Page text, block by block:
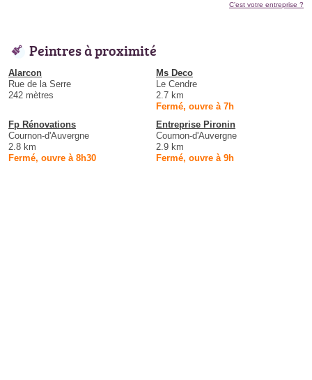
C'est votre entreprise ?
Peintres à proximité
Alarcon
Rue de la Serre
242 mètres
Ms Deco
Le Cendre
2.7 km
Fermé, ouvre à 7h
Fp Rénovations
Cournon-d'Auvergne
2.8 km
Fermé, ouvre à 8h30
Entreprise Pironin
Cournon-d'Auvergne
2.9 km
Fermé, ouvre à 9h